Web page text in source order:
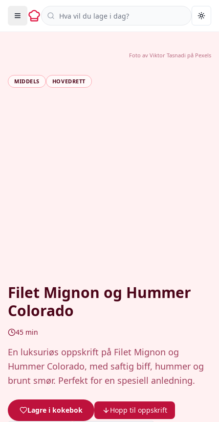
Søk i oppskrifter
MIDDELS HOVEDRETT
Filet Mignon og Hummer
Colorado
45 min
En luksuriøs oppskrift på Filet Mignon og
Hummer Colorado, med saftig biff, hummer og
brunt smør. Perfekt for en spesiell anledning.
Lagre i kokebok Hopp til oppskrift
Foto av Viktor Tasnadi på Pexels